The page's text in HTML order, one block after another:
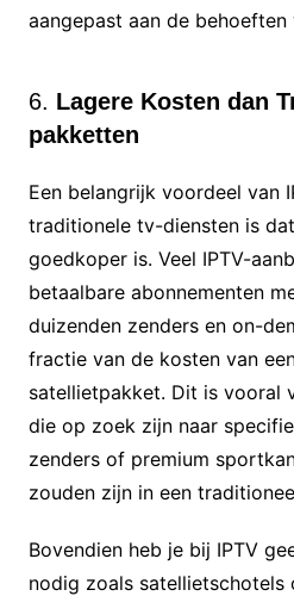
aangepast aan de behoeften
6. Lagere Kosten dan
pakketten
Een belangrijk voordeel van
traditionele tv-diensten is
goedkoper is. Veel IPTV-
betaalbare abonnementen
duizenden zenders en on-
fractie van de kosten van
satellietpakket. Dit is vooral
die op zoek zijn naar
zenders of premium
zouden zijn in een
Bovendien heb je bij IPTV
nodig zoals